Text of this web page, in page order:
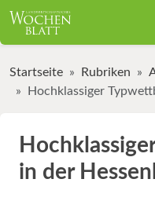
Startseite Rubriken
Hochklassiger
in der